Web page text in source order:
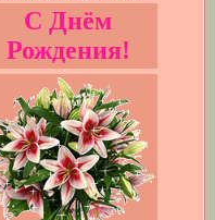
С Днём
Рождения!